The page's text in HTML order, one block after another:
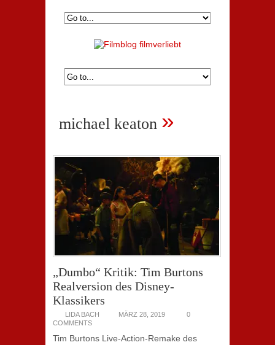
michael keaton »
„Dumbo“ Kritik: Tim Burtons
Realversion des Disney-
Klassikers
LIDA BACH MÄRZ 28, 2019
0
COMMENTS
Tim Burtons Live-Action-Remake des